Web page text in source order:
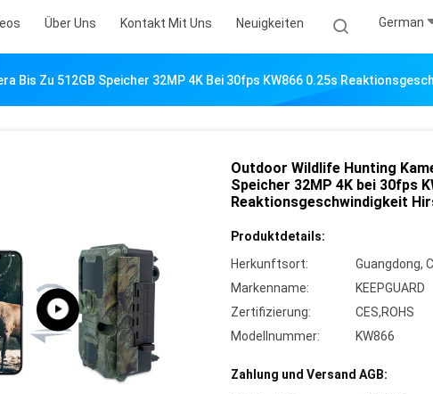
Über Uns Kontakt Mit Uns Neuigkeiten German
Bis Zu 512GB Speicher 32MP 4K Bei 30fps KW866 0.25s
Outdoor Wildlife Hunting
Speicher 32MP 4K bei 30fps
Reaktionsgeschwindigkeit
Produktdetails:
Herkunftsort:
Guangdong,
Markenname:
KEEPGUARD
Zertifizierung:
CES,ROHS
Modellnummer:
KW866
Zahlung und Versand AGB: